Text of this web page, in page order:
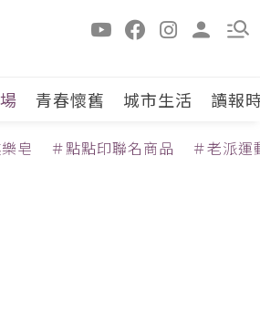
青春懷舊 城市生活 讀報
皂 ＃點點印聯名商品 ＃老派運